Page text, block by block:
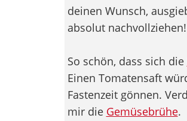
deinen Wunsch,
absolut nachvollziehen!
So schön, dass sich die
Einen Tomatensaft
Fastenzeit gönnen.
mir die Gemüsebrühe.